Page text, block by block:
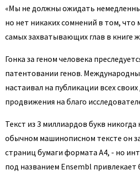
«Мы не должны ожидать
но нет никаких сомнений в том, что
самых захватывающих глав в книге
Гонка за геном человека
патентовании генов.
настаивал на публикации всех
продвижения на благо
Текст из 3 миллиардов букв никогда
обычном машинописном тексте он
страниц бумаги формата А4, - но
под названием Ensembl привлекает